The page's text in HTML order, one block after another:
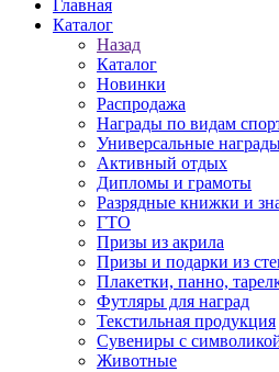
Главная
Каталог
Назад
Каталог
Новинки
Распродажа
Награды по видам
Универсальные
Активный отдых
Дипломы и грамоты
Разрядные книжки и
ГТО
Призы из акрила
Призы и подарки из
Плакетки, панно,
Футляры для наград
Текстильная продукция
Сувениры с
Животные